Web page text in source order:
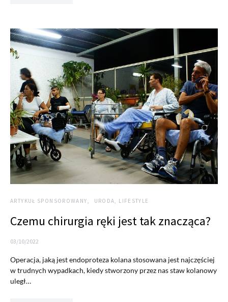
ARTYKUŁ SPONSOROWANY URODA, LIFESTYLE
Czemu chirurgia ręki jest tak znacząca?
03/10/2022
Operacja, jaką jest endoproteza kolana stosowana jest najczęściej
w trudnych wypadkach, kiedy stworzony przez nas staw kolanowy
uległ…